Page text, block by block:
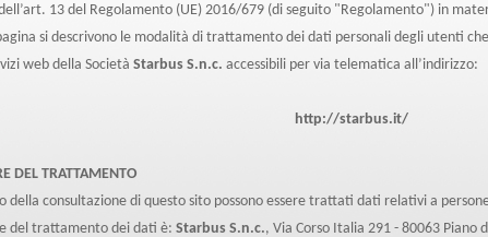
13 del Regolamento (UE) 2016/679 (di seguito "Regolamento") in
si descrivono le modalità di trattamento dei dati personali degli utenti
web della Società Starbus S.n.c. accessibili per via telematica all’indirizzo:
http://starbus.it/
DEL TRATTAMENTO
della consultazione di questo sito possono essere trattati dati relativi a
del trattamento dei dati è: Starbus S.n.c., Via Corso Italia 291 - 80063 Piano